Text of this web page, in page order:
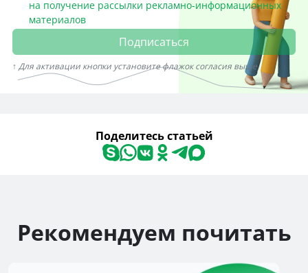
на получение рассылки рекламно-информационных
материалов
Подписаться
↑ Для активации кнопки установите флажок согласия выше
Поделитесь статьей
Рекомендуем почитать